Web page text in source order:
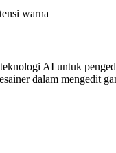
warna
AI untuk
dalam mengedit